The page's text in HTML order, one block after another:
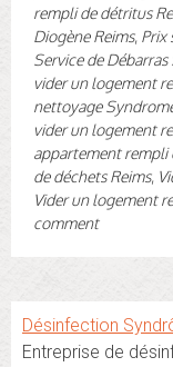
rempli de détritus
Diogène Reims, Prix
Service de
vider un logement
nettoyage
vider un logement
appartement rempli
de déchets Reims,
Vider un logement
comment
Désinfection
Entreprise de